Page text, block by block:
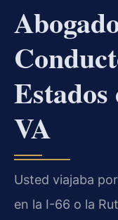
Estados
VA
Usted viajaba
en la I-66 o la